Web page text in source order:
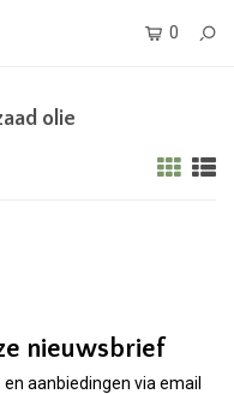
0
olie
nieuwsbrief
aanbiedingen via email